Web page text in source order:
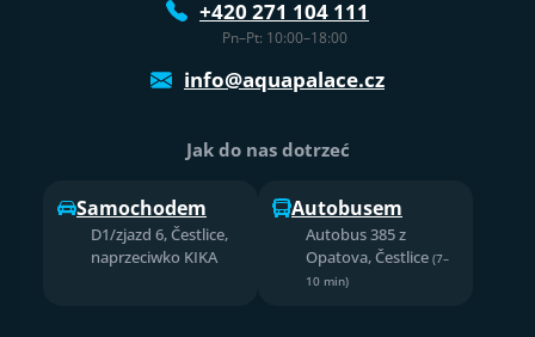
+420 271 104 111
Pn–Pt: 10:00–18:00
info@aquapalace.cz
Jak do nas dotrzeć
Samochodem
D1/zjazd 6, Čestlice,
naprzeciwko KIKA
Autobusem
Autobus 385 z
Opatova, Čestlice (7–
10 min)